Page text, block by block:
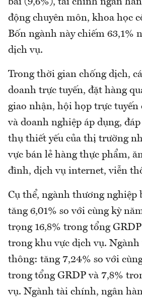
bãi (9,6%), tài chính ngân
động chuyên môn, khoa học
Bốn ngành này chiếm 63,1%
dịch vụ.
Trong thời gian chống dịch,
doanh trực tuyến, đặt hàng
giao nhận, hội họp trực tuyến
và doanh nghiệp áp dụng,
thụ thiết yếu của thị trường
vực bán lẻ hàng thực phẩm,
đình, dịch vụ internet, viễn
Cụ thể, ngành thương nghiệp
tăng 6,01% so với cùng kỳ
trọng 16,8% trong tổng
trong khu vực dịch vụ.
thông: tăng 7,24% so với
trong tổng GRDP và 7,8%
vụ. Ngành tài chính, ngân